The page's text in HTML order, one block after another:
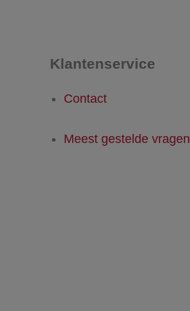
Klantenservice
Contact
Meest gestelde vragen